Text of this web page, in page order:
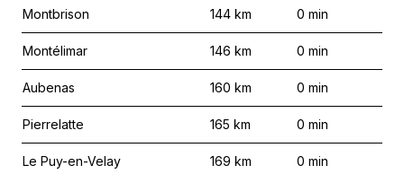
Montbrison 144 km 0 min
Montélimar 146 km 0 min
Aubenas 160 km 0 min
Pierrelatte 165 km 0 min
Le Puy-en-Velay 169 km 0 min